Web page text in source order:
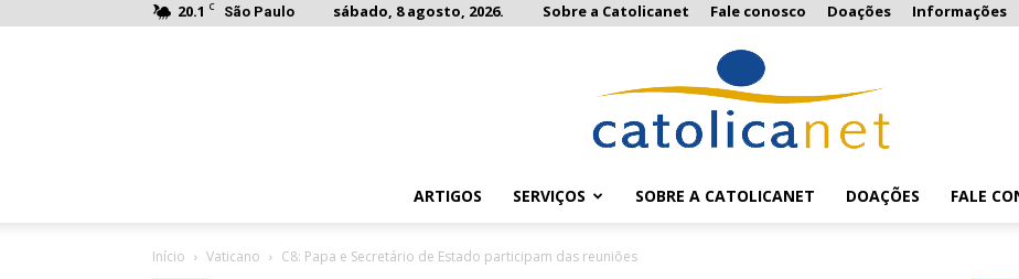
20.1 C São Paulo sábado, 8 agosto, 2026. Sobre a Catolicanet Fale conosco Doações Informações
ARTIGOS SERVIÇOS SOBRE A CATOLICANET DOAÇÕES FALE
Início Vaticano C8: Papa e Secretário de Estado participam das reuniões